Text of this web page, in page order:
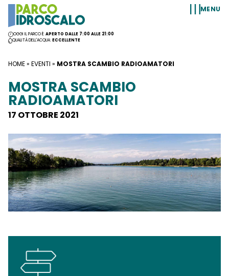
Vai al contenuto
OGGI IL PARCO È:APERTO DALLE 7:00 ALLE 21:00
QUALITÀ DELL'ACQUA:ECCELLENTE
MENU
HOME» EVENTI » MOSTRA SCAMBIO RADIOAMATORI
MOSTRA SCAMBIO
RADIOAMATORI
17 OTTOBRE 2021